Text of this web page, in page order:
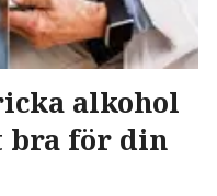
alkohol
bra för din